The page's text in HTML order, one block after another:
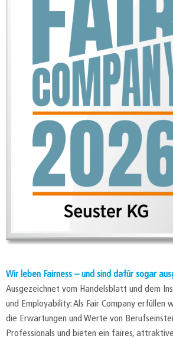
Wir leben Fairness – und sind dafür sogar
Ausgezeichnet vom Handelsblatt und dem
und Employability: Als Fair Company erfüllen
die Erwartungen und Werte von
Professionals und bieten ein faires,